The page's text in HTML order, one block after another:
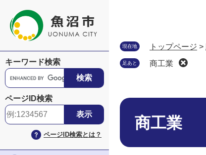
キーワード検索
G
o
o
g
ス
ページID検索
ページID検索とは？
現在地 トップページ >
足あと 商工業
本
商工業